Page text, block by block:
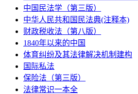
中国民法学（第三版）
中华人民共和国民法典(注释本)
财政税收法（第八版）
1840年以来的中国
体育纠纷及其法律解决机制建构
国际私法
保险法（第三版）
法律常识一本全